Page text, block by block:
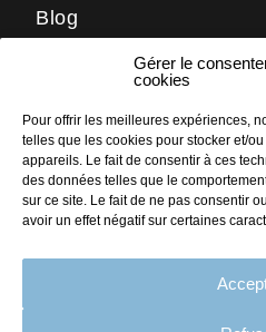
Gérer le
cookies
Pour offrir les meilleures expériences,
telles que les cookies pour stocker et/
appareils. Le fait de consentir à ces
des données telles que le
sur ce site. Le fait de ne pas consentir
avoir un effet négatif sur certaines
Blog
LinkedIn
Facebook
Instagram
PLAN
MENTIONS